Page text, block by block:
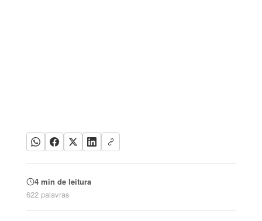
4 min de leitura
622 palavras